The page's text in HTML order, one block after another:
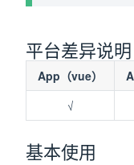
平台差异说明
App（vue）
√
基本使用